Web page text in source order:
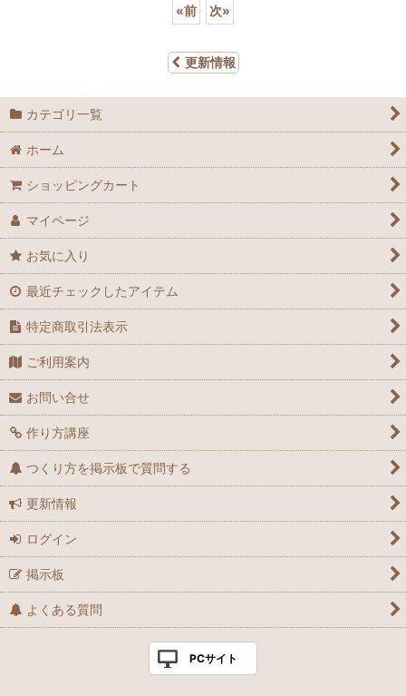
«前 次»
更新情報
カテゴリ一覧
ホーム
ショッピングカート
マイページ
お気に入り
最近チェックしたアイテム
特定商取引法表示
ご利用案内
お問い合せ
作り方講座
つくり方を掲示板で質問する
更新情報
ログイン
掲示板
よくある質問
PCサイト